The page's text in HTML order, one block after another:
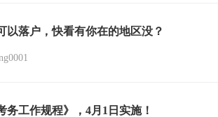
以落户，快看有你在的地区没？
务工作规程》，4月1日实施！